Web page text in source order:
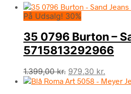
På Udsalg! 30%
35 0796 Burton –
5715813292966
1.399,00kr. Den
oprindelige
979,30 kr.